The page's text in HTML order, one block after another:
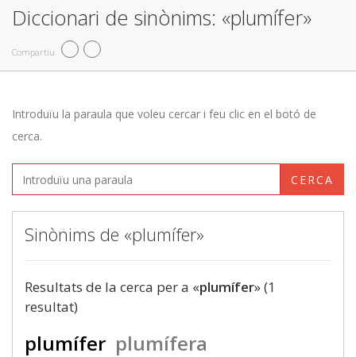
Diccionari de sinònims: «plumífer»
Compartiu
Introduïu la paraula que voleu cercar i feu clic en el botó de
cerca.
CERCA
Sinònims de «plumífer»
Resultats de la cerca per a «plumífer» (1
resultat)
plumífer plumífera